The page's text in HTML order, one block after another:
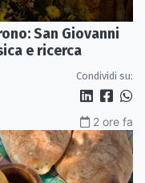
San Giovanni
e ricerca
Condividi su:
2 ore fa